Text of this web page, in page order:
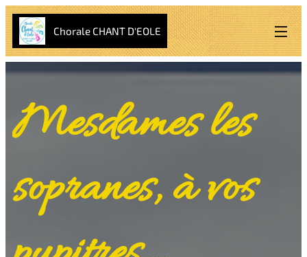
Chorale CHANT D'EOLE
Mesdames les
sopranes, à vos